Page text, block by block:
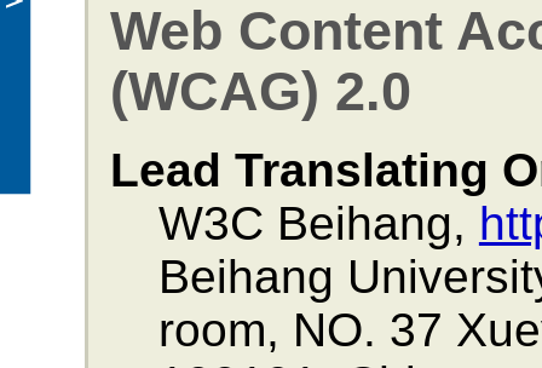
Web Content
(WCAG) 2.0
Lead Translating
W3C Beihang,
Beihang
room, NO. 37